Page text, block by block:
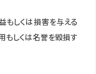
もしくは損害を与える
もしくは名誉を毀損す